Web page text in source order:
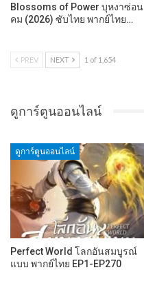
Blossoms of Power บุหงาซ่อน
คม (2026) ซับไทย พากย์ไทย…
PREV NEXT 1 of 1,654
ดูการ์ตูนออนไลน์
ดูการ์ตูนออนไลน์
Perfect World โลกอันสมบูรณ์
แบบ พากย์ไทย EP1-EP270